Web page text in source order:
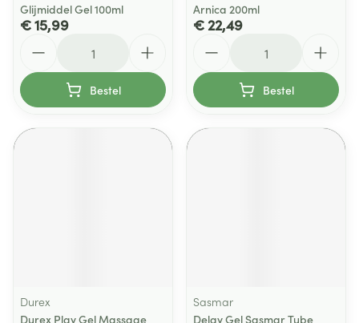
Glijmiddel Gel 100ml
€ 15,99
Bestel
Arnica 200ml
€ 22,49
Bestel
Durex
Durex Play Gel Massage
Sasmar
Delay Gel Sasmar Tube